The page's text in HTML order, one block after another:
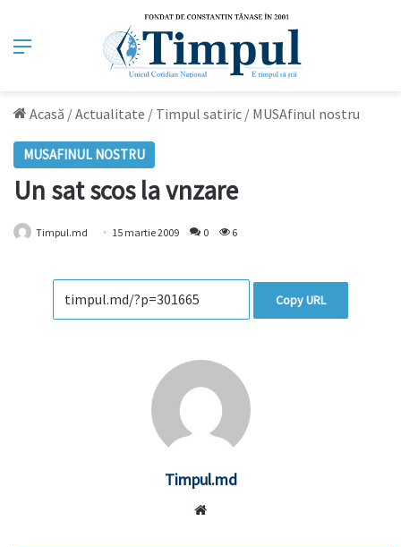
Meniu
Acasă /Actualitate / Timpul satiric / MUSAfinul nostru
MUSAFINUL NOSTRU
Un sat scos la vnzare
Timpul.md 15 martie 2009 0 6
Copy URL
Timpul.md